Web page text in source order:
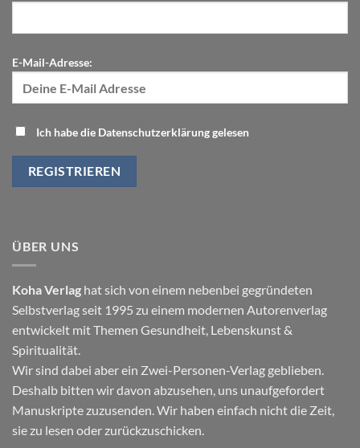
E-Mail-Adresse:
Ich habe die Datenschutzerklärung gelesen
ÜBER UNS
Koha Verlag hat sich von einem nebenbei gegründeten
Selbstverlag seit 1995 zu einem modernen Autorenverlag
entwickelt mit Themen Gesundheit, Lebenskunst&
Spiritualität.
Wir sind dabei aber ein Zwei-Personen-Verlag geblieben.
Deshalb bitten wir davon abzusehen, uns unaufgefordert
Manuskripte zuzusenden. Wir haben einfach nicht die Zeit,
sie zu lesen oder zurückzuschicken.